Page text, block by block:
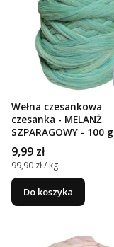
Wełna czesankowa
czesanka - MELANŻ
SZPARAGOWY - 100 g
Cena
9,99 zł
Cena jednostkowa
99,90 zł / kg
Do koszyka